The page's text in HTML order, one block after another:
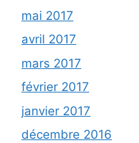
mai 2017
avril 2017
mars 2017
février 2017
janvier 2017
décembre 2016